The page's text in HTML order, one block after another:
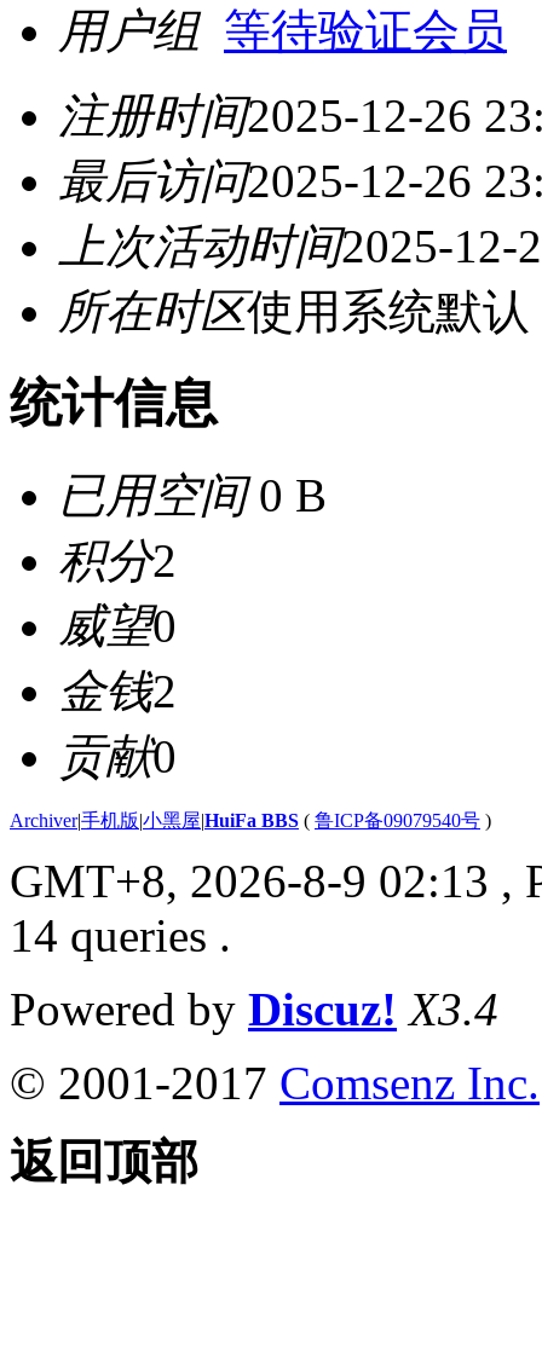
用户组 等待验证会员
注册时间2025-12-26
最后访问2025-12-26
上次活动时间2025-12-
所在时区使用系统默认
统计信息
已用空间0 B
积分2
威望0
金钱2
贡献0
Archiver|手机版|小黑屋|HuiFa BBS ( 鲁ICP备09079540号 )
GMT+8, 2026-8-9 02:13 ,
14 queries .
Powered by Discuz! X3.4
© 2001-2017 Comsenz Inc.
返回顶部